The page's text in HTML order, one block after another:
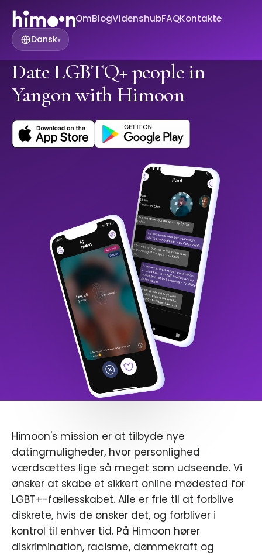
OmBlogVidenshubFAQKontakte
Dansk▾
Date LGBTQ+ people in
Yangon with Himoon
Himoon's mission er at tilbyde nye
datingmuligheder, hvor personlighed
værdsættes lige så meget som udseende. Vi
ønsker at skabe et sikkert online mødested for
LGBT+-fællesskabet. Alle er frie til at forblive
diskrete, hvis de ønsker det, og forbliver i
kontrol til enhver tid. På Himoon hører
diskrimination, racisme, dømmekraft og